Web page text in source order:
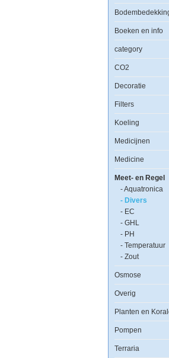
Boeken en info
category
CO2
Decoratie
Filters
Koeling
Medicijnen
Medicine
Meet- en Regel
- Aquatronica
- Divers
- EC
- GHL
- PH
- Temperatuur
- Zout
Osmose
Overig
Planten en
Pompen
Terraria